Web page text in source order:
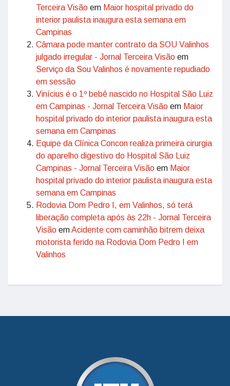
Terceira Visão em Maior hospital privado do
interior paulista inaugura esta semana em
Campinas
Câmara pode manter contrato da SOU Valinhos
julgado irregular - Jornal Terceira Visão em
Serviço da Sou Valinhos é novamente repudiado
em sessão
Vinícius é o 1º bebê nascido no Hospital São Luiz
em Campinas - Jornal Terceira Visão em Maior
hospital privado do interior paulista inaugura esta
semana em Campinas
Equipe da Clínica Concon realiza primeira cirurgia
do aparelho digestivo do Hospital São Luiz
Campinas - Jornal Terceira Visão em Maior
hospital privado do interior paulista inaugura esta
semana em Campinas
Rodovia Dom Pedro I, em Valinhos, só terá
liberação completa após às 22h - Jornal Terceira
Visão emAcidente com caminhão bitrem deixa
motorista ferido na Rodovia Dom Pedro I em
Valinhos